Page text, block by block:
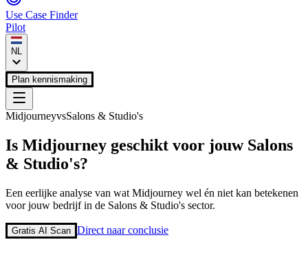
Use Case Finder
Pilot
NL
Plan kennismaking
MidjourneyvsSalons & Studio's
Is Midjourney geschikt voor jouw Salons
& Studio's?
Een eerlijke analyse van wat Midjourney wel én niet kan betekenen
voor jouw bedrijf in de Salons & Studio's sector.
Gratis AI Scan Direct naar conclusie